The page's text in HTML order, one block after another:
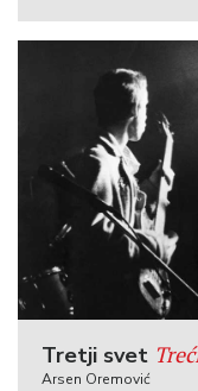
Tretji svet
Arsen Oremović